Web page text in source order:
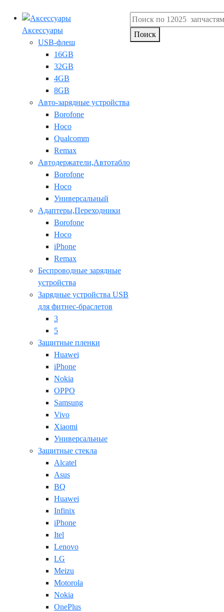
Аксессуары
USB-флеш
16GB
32GB
4GB
8GB
Авто-зарядные устройства
Borofone
Hoco
Qualcomm
Remax
Автодержатели,Автотабло
Borofone
Hoco
Универсальный
Адаптеры,Переходники
Borofone
Hoco
iPhone
Remax
Беспроводные зарядные
устройства
Зарядные устройства USB
для фитнес-браслетов
3
5
Защитные пленки
Huawei
iPhone
Nokia
OPPO
Samsung
Vivo
Xiaomi
Универсальные
Защитные стекла
Alcatel
Asus
BQ
Huawei
Infinix
iPhone
Itel
Lenovo
LG
Meizu
Motorola
Nokia
OnePlus
Поиск